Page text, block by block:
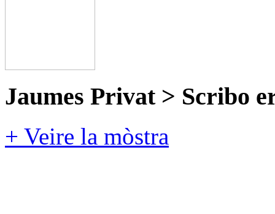
Jaumes Privat > Scribo
+ Veire la mòstra